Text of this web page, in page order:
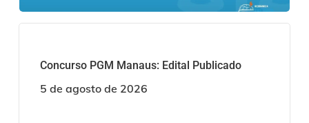
Concurso PGM Manaus: Edital Publicado
5 de agosto de 2026